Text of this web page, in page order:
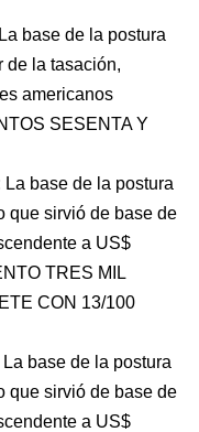
base de la postura
de la tasación,
americanos
SESENTA Y
base de la postura
que sirvió de base de
a US$
TRES MIL
CON 13/100
base de la postura
que sirvió de base de
a US$